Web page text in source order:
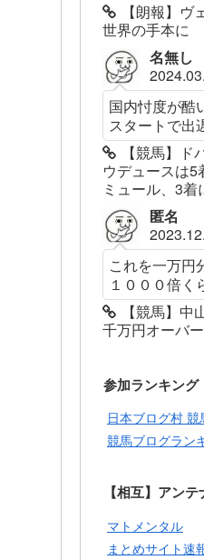
【朗報】ヴ
世界の手本に
名無し
国内忖度が酷
スタートで出
【競馬】
ウデュースは
ミュール、3
匿名
これを一万円
１０００倍く
【競馬】
千万円オーバ
参加ランキング
日本ブログ村
競馬ブログラン
【相互】アン
マトメンタル
まとめサイト速